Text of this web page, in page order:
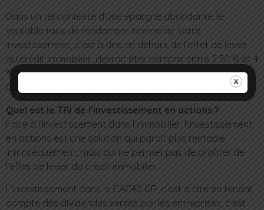
Dans un tel contexte d’une épargne abondante, le
véritable taux de rendement interne de votre
investissement, c’est à dire en dehors de l’effet de levier
du crédit immobilier, devrait être compris entre 2.50 % et 4
%.
C’est là un TRI nettement moins attrayant !
Quel est le TRI de l’investissement en actions ?
Face à l’investissement dans l’Immobilier, l’investissement
en actions est une solution qui paraît plus rentable
intrinsèquement, mais qui ne permet pas de profiter de
l’effet de levier du crédit immobilier.
L’investissement dans le CAC40 GR, c’est à dire en tenant
compte des dividendes versés par les entreprises, c’est